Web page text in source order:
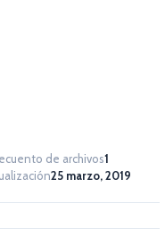
de archivos1
25 marzo, 2019